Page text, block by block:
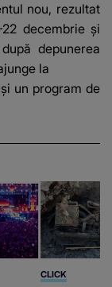
nou, rezultat
decembrie şi
depunerea
la
un program de
CLICK